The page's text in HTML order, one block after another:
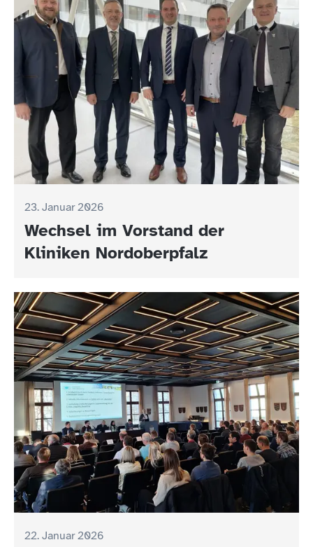
23. Januar 2026
Wechsel im Vorstand der
Kliniken Nordoberpfalz
22. Januar 2026